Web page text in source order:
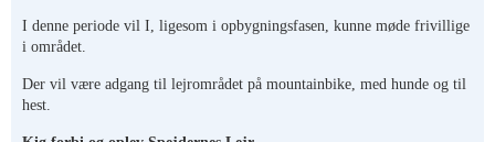
I denne periode vil I, ligesom i opbygningsfasen, kunne møde frivillige
i området.
Der vil være adgang til lejrområdet på mountainbike, med hunde og til
hest.